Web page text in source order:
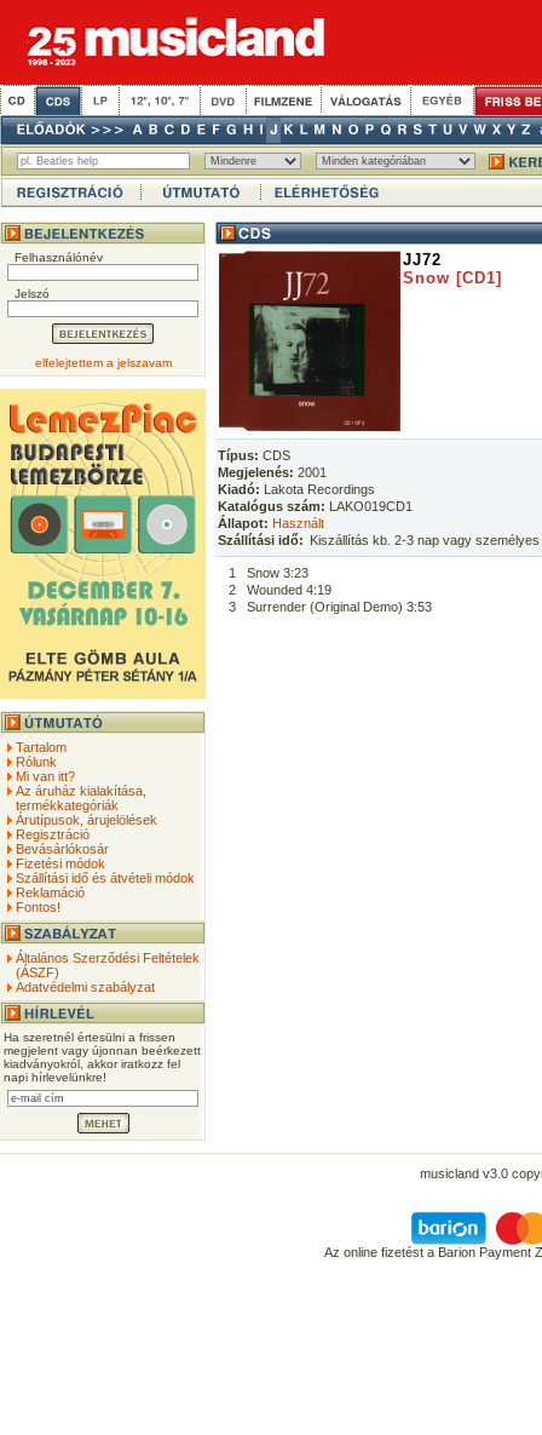
Felhasználónév
Jelszó
elfelejtettem a jelszavam
Tartalom
Rólunk
Mi van itt?
Az áruház kialakítása,
termékkategóriák
Árutípusok, árujelölések
Regisztráció
Bevásárlókosár
Fizetési módok
Szállítási idő és átvételi módok
Reklamáció
Fontos!
Általános Szerződési Feltételek
(ÁSZF)
Adatvédelmi szabályzat
Ha szeretnél értesülni a frissen
megjelent vagy újonnan beérkezett
kiadványokról, akkor iratkozz fel
napi hírlevelünkre!
JJ72
Snow [CD1]
Típus: CDS
Megjelenés: 2001
Kiadó: Lakota Recordings
Katalógus szám: LAKO019CD1
Állapot: Használt
Szállítási idő: Kiszállítás kb. 2-3 nap vagy
1
Snow 3:23
2
Wounded 4:19
3
Surrender (Original Demo) 3:53
musicland v3.0
Az online fizetést a Barion Payment